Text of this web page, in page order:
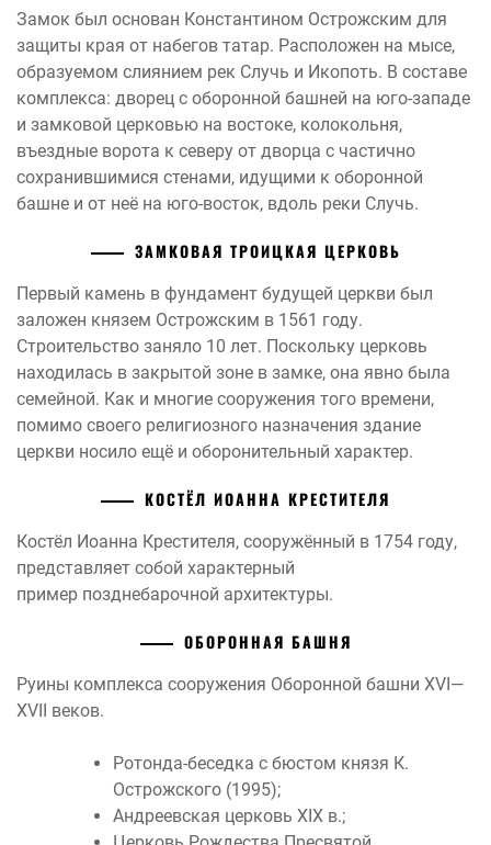
Замок был основан Константином Острожским для
защиты края от набегов татар. Расположен на мысе,
образуемом слиянием рек Случь и Икопоть. В составе
комплекса: дворец с оборонной башней на юго-западе
и замковой церковью на востоке, колокольня,
въездные ворота к северу от дворца с частично
сохранившимися стенами, идущими к оборонной
башне и от неё на юго-восток, вдоль реки Случь.
ЗАМКОВАЯ ТРОИЦКАЯ ЦЕРКОВЬ
Первый камень в фундамент будущей церкви был
заложен князем Острожским в 1561 году.
Строительство заняло 10 лет. Поскольку церковь
находилась в закрытой зоне в замке, она явно была
семейной. Как и многие сооружения того времени,
помимо своего религиозного назначения здание
церкви носило ещё и оборонительный характер.
КОСТЁЛ ИОАННА КРЕСТИТЕЛЯ
Костёл Иоанна Крестителя, сооружённый в 1754 году,
представляет собой характерный
пример позднебарочной архитектуры.
ОБОРОННАЯ БАШНЯ
Руины комплекса сооружения Оборонной башни XVI—
XVII веков.
Ротонда-беседка с бюстом князя К.
Острожского (1995);
Андреевская церковь XIX в.;